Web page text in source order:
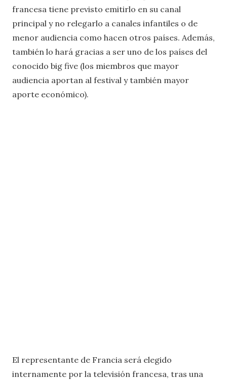
francesa tiene previsto emitirlo en su canal
principal y no relegarlo a canales infantiles o de
menor audiencia como hacen otros países. Además,
también lo hará gracias a ser uno de los países del
conocido big five (los miembros que mayor
audiencia aportan al festival y también mayor
aporte económico).
El representante de Francia será elegido
internamente por la televisión francesa, tras una